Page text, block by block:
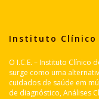
Instituto Clínico
O I.C.E. – Instituto Clínico
surge como uma
cuidados de saúde em
de diagnóstico, Análises